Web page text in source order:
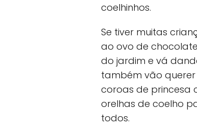
coelhinhos.
Se tiver muitas
ao ovo de
do jardim e vá
também vão
coroas de princesa
orelhas de coelho
todos.